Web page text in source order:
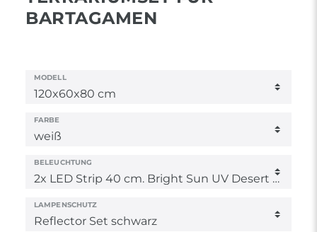
BARTAGAMEN
MODELL
FARBE
BELEUCHTUNG
LAMPENSCHUTZ